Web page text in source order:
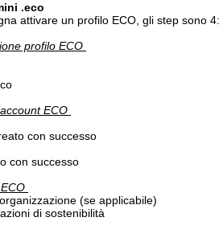
.eco
attivare un profilo ECO, gli step sono 4:
profilo ECO
ECO
con successo
con successo
(se applicabile)
di sostenibilità